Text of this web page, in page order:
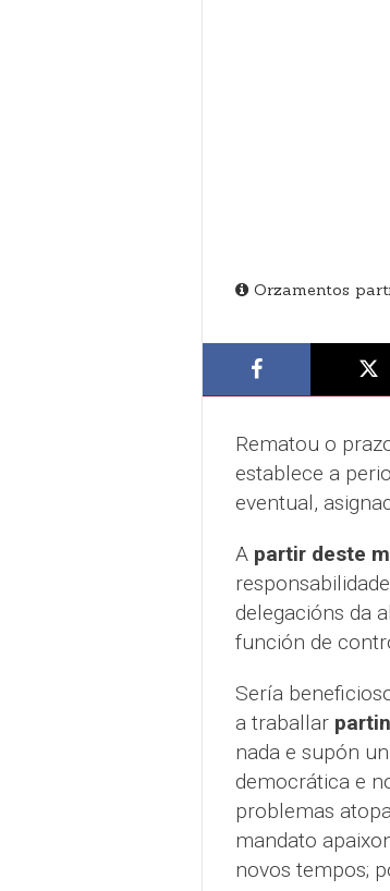
Orzamentos
Rematou o
establece a
eventual,
Apartir deste
delegacións da
función de
Sería
a traballar
nada e supón
democrática e
problemas
mandato
novos tempos;